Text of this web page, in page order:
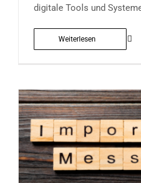
digitale Tools und
Weiterlesen